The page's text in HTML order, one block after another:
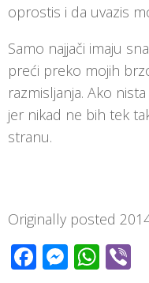
oprostis i da uvazis
Samo najjači imaju
preći preko mojih
razmisljanja. Ako
jer nikad ne bih tek
stranu.
Originally posted
Facebook